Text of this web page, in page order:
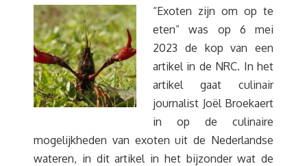
“Exoten zijn om op te
eten” was op 6 mei
2023 de kop van een
artikel in de NRC. In het
artikel gaat culinair
journalist Joël Broekaert
in op de culinaire
mogelijkheden van exoten uit de Nederlandse
wateren, in dit artikel in het bijzonder wat de